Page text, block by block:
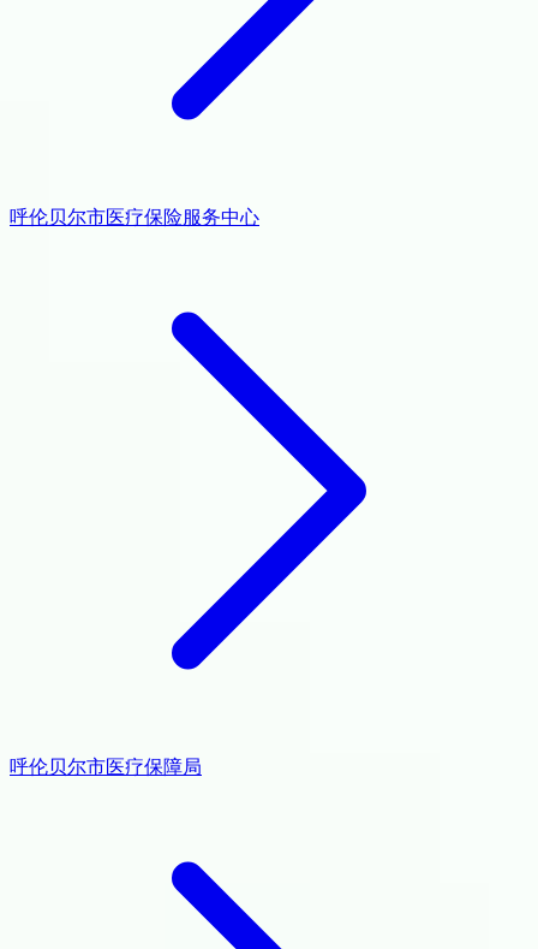
呼伦贝尔市医疗保险服务中心
呼伦贝尔市医疗保障局